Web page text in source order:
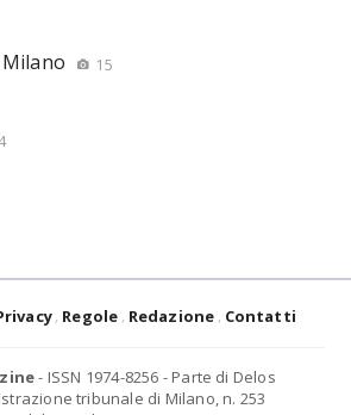
15
Regole Redazione Contatti
- ISSN 1974-8256 - Parte di Delos
tribunale di Milano, n. 253